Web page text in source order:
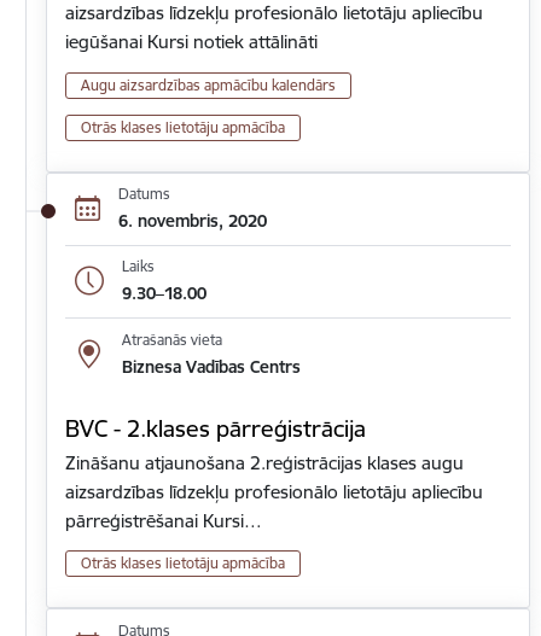
aizsardzības līdzekļu profesionālo lietotāju apliecību
iegūšanai Kursi notiek attālināti
Augu aizsardzības apmācību kalendārs
Otrās klases lietotāju apmācība
Datums
6. novembris, 2020
Laiks
9.30–18.00
Atrašanās vieta
Biznesa Vadības Centrs
BVC - 2.klases pārreģistrācija
Zināšanu atjaunošana 2.reģistrācijas klases augu
aizsardzības līdzekļu profesionālo lietotāju apliecību
pārreģistrēšanai Kursi…
Otrās klases lietotāju apmācība
Datums